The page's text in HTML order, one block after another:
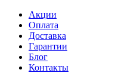
Акции
Оплата
Доставка
Гарантии
Блог
Контакты